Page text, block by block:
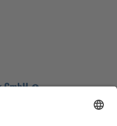
GmbH⊗